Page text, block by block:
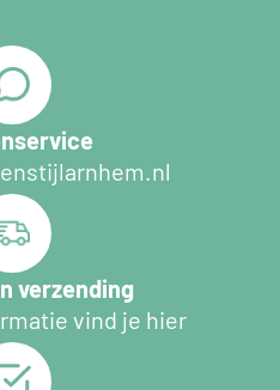
verzending
vind je hier